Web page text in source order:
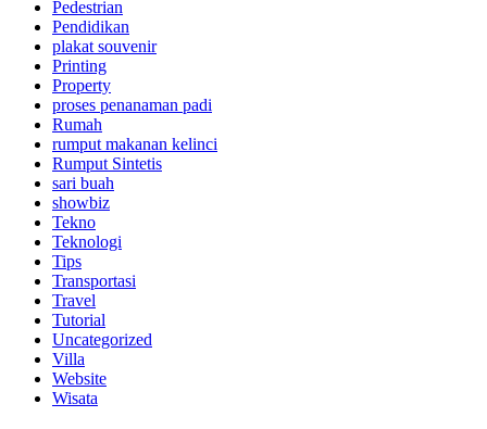
Pedestrian
Pendidikan
plakat souvenir
Printing
Property
proses penanaman padi
Rumah
rumput makanan kelinci
Rumput Sintetis
sari buah
showbiz
Tekno
Teknologi
Tips
Transportasi
Travel
Tutorial
Uncategorized
Villa
Website
Wisata